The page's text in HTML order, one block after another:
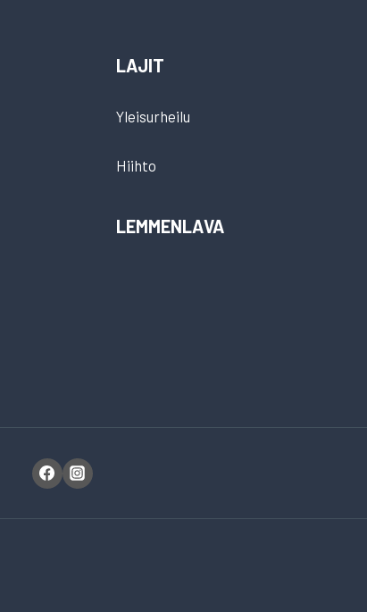
LAJIT
Yleisurheilu
Hiihto
LEMMENLAVA